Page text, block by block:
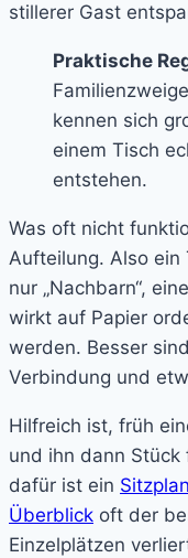
stillerer Gast
Praktische
kennen sich
einem Tisch
entstehen.
Was oft nicht
Aufteilung. Also ein
nur „Nachbarn“,
wirkt auf Papier
werden. Besser
Verbindung und
Hilfreich ist, früh
und ihn dann Stück
dafür ist ein
Überblick oft der
Einzelplätzen